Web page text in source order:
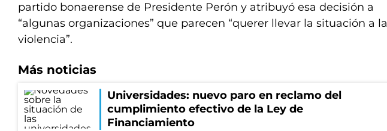
partido bonaerense de Presidente Perón y atribuyó esa decisión a
“algunas organizaciones” que parecen “querer llevar la situación a la
violencia”.
Más noticias
Universidades: nuevo paro en reclamo del
cumplimiento efectivo de la Ley de
Financiamiento